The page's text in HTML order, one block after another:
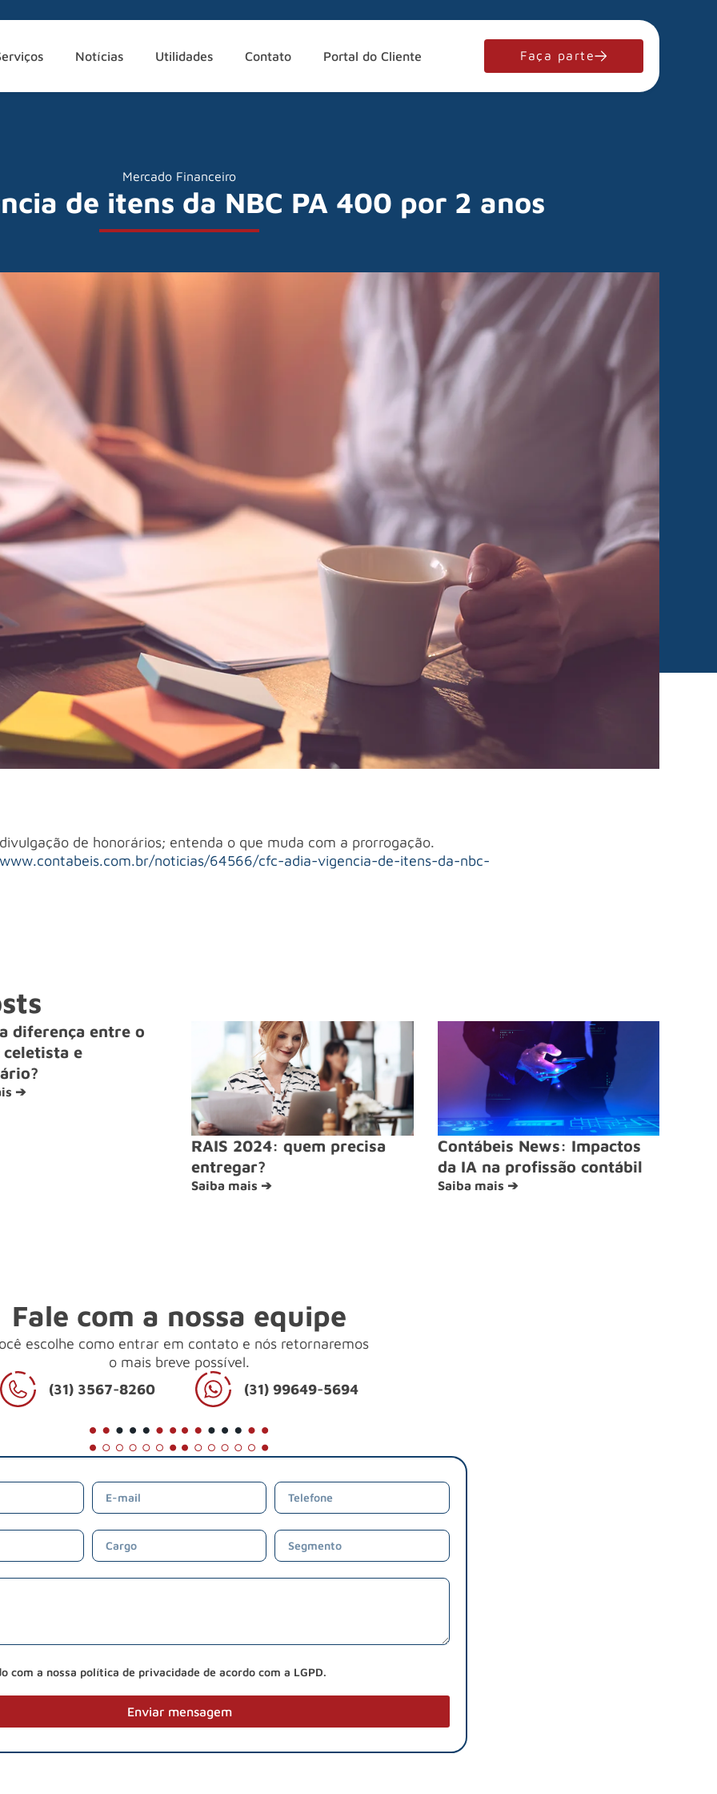
Notícias Utilidades Contato Portal do Cliente Faça parte
Mercado Financeiro
de itens da NBC PA 400 por 2 anos
de honorários; entenda o que muda com a prorrogação.
noticias/64566/cfc-adia-vigencia-de-itens-da-nbc-
diferença entre o
e
➔
RAIS 2024: quem precisa
entregar?
Saiba mais ➔
Contábeis News: Impactos
da IA na profissão contábil
Saiba mais ➔
Fale com a nossa equipe
escolhe como entrar em contato e nós retornaremos
o mais breve possível.
(31) 3567-8260
(31) 99649-5694
com a nossa política de privacidade de acordo com a LGPD.
Enviar mensagem